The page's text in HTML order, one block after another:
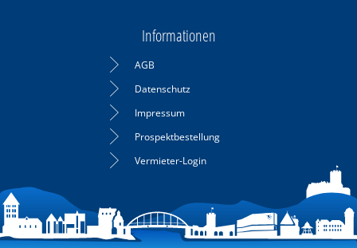
Informationen
AGB
Datenschutz
Impressum
Prospektbestellung
Vermieter-Login